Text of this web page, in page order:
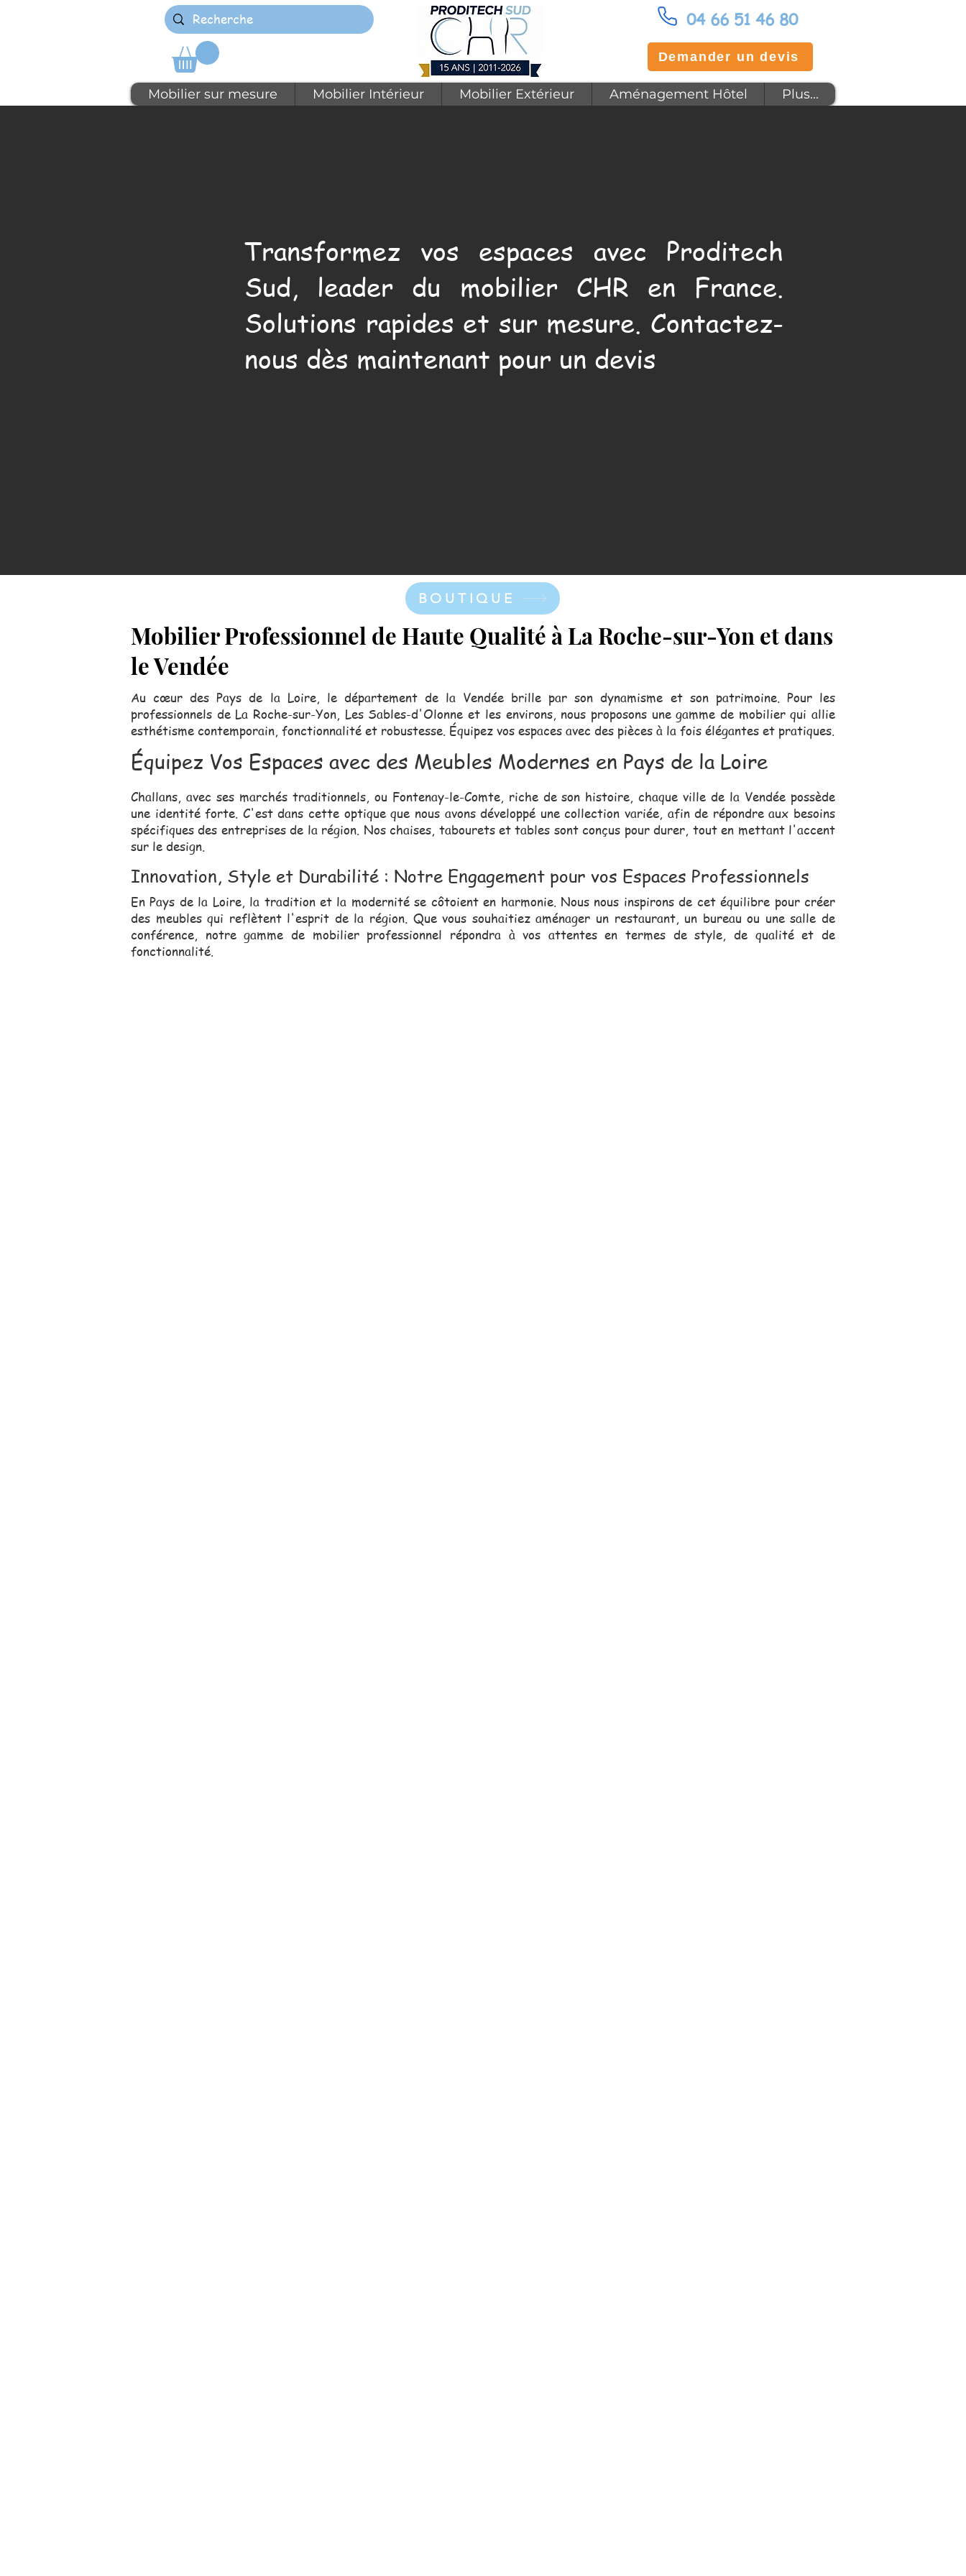
04 66 51 46 80
Demander un devis
Mobilier sur mesure Mobilier Intérieur Mobilier Extérieur Aménagement Hôtel Plus...
Transformez vos espaces avec Proditech
Sud, leader du mobilier CHR en France.
Solutions rapides et sur mesure. Contactez-
nous dès maintenant pour un devis
BOUTIQUE
Mobilier Professionnel de Haute Qualité à La Roche-sur-Yon et dans
le Vendée
Au cœur des Pays de la Loire, le département de la Vendée brille par son dynamisme et son patrimoine. Pour les
professionnels de La Roche-sur-Yon, Les Sables-d'Olonne et les environs, nous proposons une gamme de mobilier qui allie
esthétisme contemporain, fonctionnalité et robustesse. Équipez vos espaces avec des pièces à la fois élégantes et pratiques.
Équipez Vos Espaces avec des Meubles Modernes en Pays de la Loire
Challans, avec ses marchés traditionnels, ou Fontenay-le-Comte, riche de son histoire, chaque ville de la Vendée possède
une identité forte. C'est dans cette optique que nous avons développé une collection variée, afin de répondre aux besoins
spécifiques des entreprises de la région. Nos chaises, tabourets et tables sont conçus pour durer, tout en mettant l'accent
sur le design.
Innovation, Style et Durabilité : Notre Engagement pour vos Espaces Professionnels
En Pays de la Loire, la tradition et la modernité se côtoient en harmonie. Nous nous inspirons de cet équilibre pour créer
des meubles qui reflètent l'esprit de la région. Que vous souhaitiez aménager un restaurant, un bureau ou une salle de
conférence, notre gamme de mobilier professionnel répondra à vos attentes en termes de style, de qualité et de
fonctionnalité.